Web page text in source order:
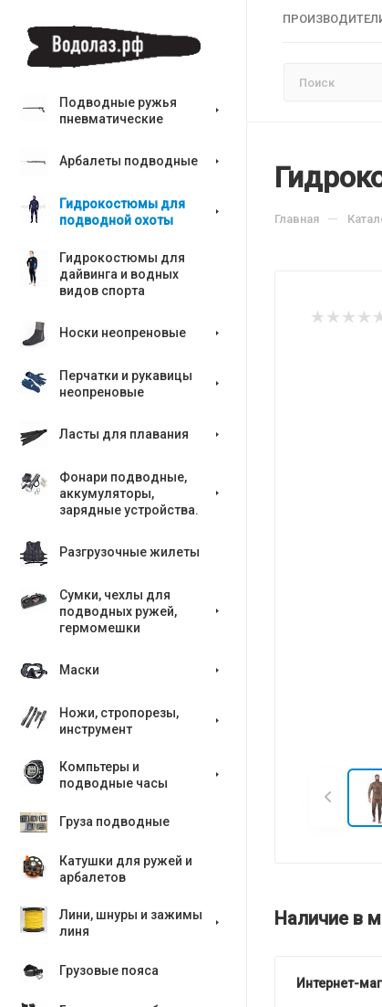
Подводные ружья
пневматические
Арбалеты подводные
Гидрокостюмы для
подводной охоты
Гидрокостюмы для
дайвинга и водных
видов спорта
Носки неопреновые
Перчатки и рукавицы
неопреновые
Ласты для плавания
Фонари подводные,
аккумуляторы,
зарядные устройства.
Разгрузочные жилеты
Сумки, чехлы для
подводных ружей,
гермомешки
Маски
Ножи, стропорезы,
инструмент
Компьтеры и
подводные часы
Груза подводные
Катушки для ружей и
арбалетов
Лини, шнуры и зажимы
линя
Грузовые пояса
Главная —
Наличие в
Интернет-